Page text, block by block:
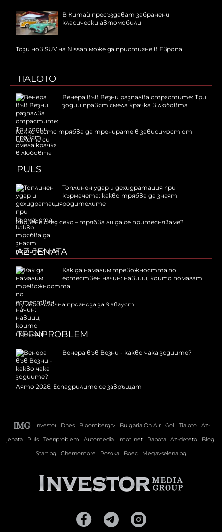
В Китай пресъздават забранени
класически автомобили
Този нов SUV на Nissan може да пристигне в Европа
TIALOTO
Венера във Везни разпалва страстите: Три
зодии правят смела крачка в любовта
Колко често трябва да тренирате в зависимост от
целите си
PULS
Топлинен удар и дехидратация при
кърмачета: какво трябва да знаят
родителите
Кървене след секс – трябва ли да се притесняваме?
AZ-JENATA
Как да намалим тревожността по
естествен начин: навици, които помагат
Нумерологична прогноза за 9 август
TEENPROBLEM
Венера във Везни - какво чака зодиите?
Лято 2026: Еспадрилите се завръщат
Investor Dnes Bloombergtv Bulgaria On Air Gol Tialoto
Az-
jenata
Puls Teenproblem Automedia Imoti.net Rabota Az-deteto
Blog
Start.bg
Chernomore Posoka Boec Megavselena.bg